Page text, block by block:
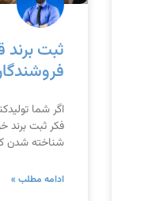
ثبت برند
اگر شما
فکر ثبت برند
شناخته شدن
ادامه مطلب »